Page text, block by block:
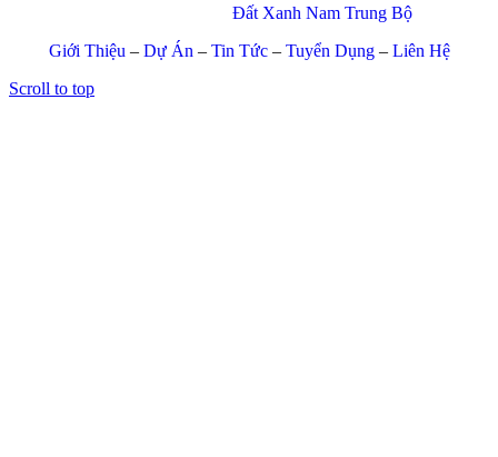
Đất Xanh Nam Trung Bộ
Giới Thiệu – Dự Án – Tin Tức– Tuyển Dụng– Liên Hệ
Scroll to top